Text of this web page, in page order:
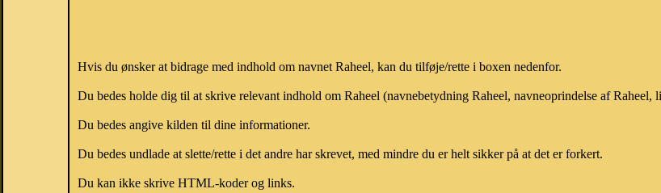
Hvis du ønsker at bidrage med indhold om navnet Raheel, kan du tilføje/rette i boxen nedenfor.
Du bedes holde dig til at skrive relevant indhold om Raheel (navnebetydning Raheel, navneoprindelse af Raheel,
Du bedes angive kilden til dine informationer.
Du bedes undlade at slette/rette i det andre har skrevet, med mindre du er helt sikker på at det er forkert.
Du kan ikke skrive HTML-koder og links.